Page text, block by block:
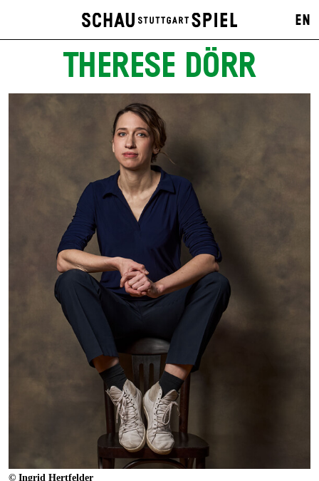
EN
THERESE DÖRR
© Ingrid Hertfelder